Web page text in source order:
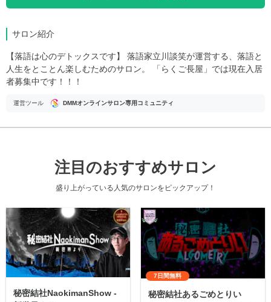
サロン紹介
【落語は心のデトックスです】 落語家立川談笑が運営する、落語と
人生をとことん楽しむためのサロン。 「らくご長屋」では現在入居
者募集中です！！！
運営ツール DMMオンラインサロン専用コミュニティ
注目のおすすめサロン
盛り上がっている人気のサロンをピックアップ！
秘密結社NaokimanShow -
7日間無料
秘密結社あるごめとりい